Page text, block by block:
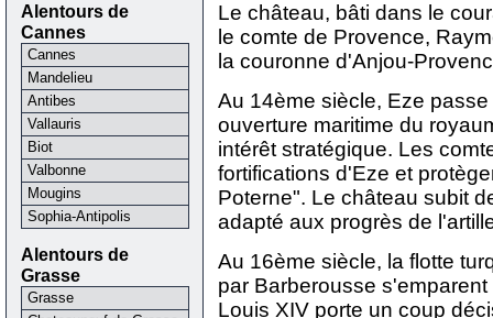
Le château, bâti dans le
le comte de Provence,
la couronne d'Anjou-
Au 14ème siècle, Eze
ouverture maritime du
intérêt stratégique. Les
fortifications d'Eze et
Poterne". Le château subit
adapté aux progrès de
Au 16ème siècle, la flotte
par Barberousse
Louis XIV porte un coup
Alentours de
Cannes
Cannes
Mandelieu
Antibes
Vallauris
Biot
Valbonne
Mougins
Sophia-Antipolis
Alentours de
Grasse
Grasse